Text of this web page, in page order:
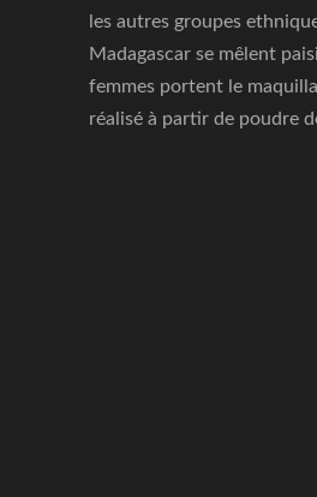
les autres groupes
Madagascar se mêlent
femmes portent le
réalisé à partir de poudre